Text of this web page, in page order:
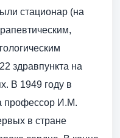
стационар (на
здравпункта на
В 1949 году в
профессор И.М.
в стране